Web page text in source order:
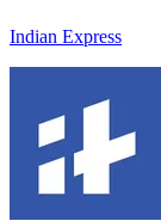
Indian Express